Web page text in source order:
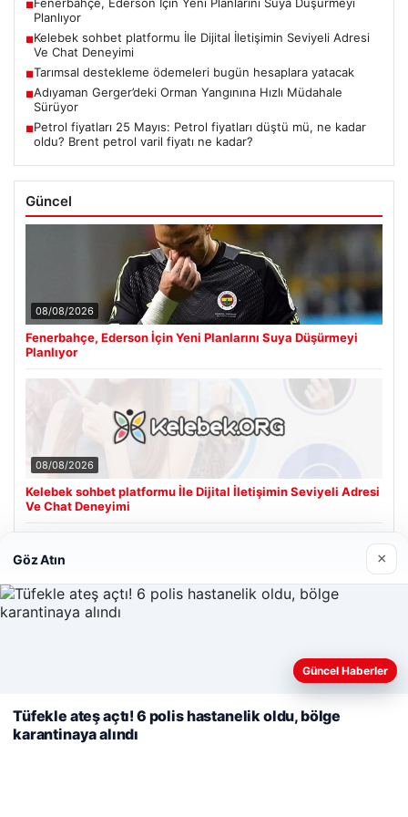
■
Planlıyor
■Kelebek sohbet platformu İle Dijital İletişimin Seviyeli Adresi
Ve Chat Deneyimi
■Tarımsal destekleme ödemeleri bugün hesaplara yatacak
■Adıyaman Gerger’deki Orman Yangınına Hızlı Müdahale
Sürüyor
■Petrol fiyatları 25 Mayıs: Petrol fiyatları düştü mü, ne kadar
oldu? Brent petrol varil fiyatı ne kadar?
Güncel
08/08/2026
Fenerbahçe, Ederson İçin Yeni Planlarını Suya Düşürmeyi
Planlıyor
08/08/2026
Kelebek sohbet platformu İle Dijital İletişimin Seviyeli Adresi
Ve Chat Deneyimi
Cengiz Sigorta
Web sitemizi nasıl kullandığınızı daha iyi anlayabilmek,
kullanıyoruz.
Çerez Politikamız
Reddet Kabul Et
Göz Atın ×
Güncel Haberler
Tüfekle ateş açtı! 6 polis hastanelik oldu, bölge
karantinaya alındı